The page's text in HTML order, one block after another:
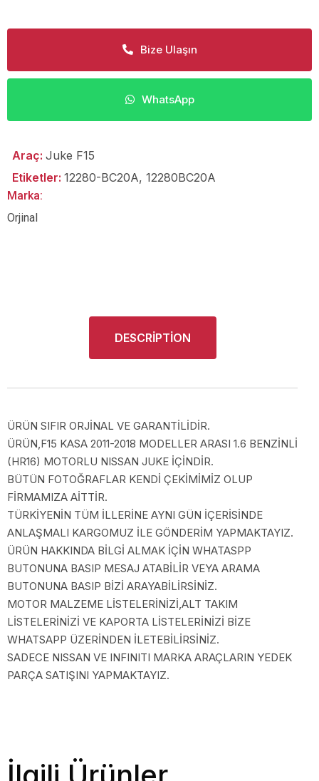
Bize Ulaşın
WhatsApp
Araç: Juke F15
Etiketler: 12280-BC20A, 12280BC20A
Marka:
Orjinal
DESCRIPTION
ÜRÜN SIFIR ORJİNAL VE GARANTİLİDİR.
ÜRÜN,F15 KASA 2011-2018 MODELLER ARASI 1.6 BENZİNLİ
(HR16) MOTORLU NISSAN JUKE İÇİNDİR.
BÜTÜN FOTOĞRAFLAR KENDİ ÇEKİMİMİZ OLUP
FİRMAMIZA AİTTİR.
TÜRKİYENİN TÜM İLLERİNE AYNI GÜN İÇERİSİNDE
ANLAŞMALI KARGOMUZ İLE GÖNDERİM YAPMAKTAYIZ.
ÜRÜN HAKKINDA BİLGİ ALMAK İÇİN WHATASPP
BUTONUNA BASIP MESAJ ATABİLİR VEYA ARAMA
BUTONUNA BASIP BİZİ ARAYABİLİRSİNİZ.
MOTOR MALZEME LİSTELERİNİZİ,ALT TAKIM
LİSTELERİNİZİ VE KAPORTA LİSTELERİNİZİ BİZE
WHATSAPP ÜZERİNDEN İLETEBİLİRSİNİZ.
SADECE NISSAN VE INFINITI MARKA ARAÇLARIN YEDEK
PARÇA SATIŞINI YAPMAKTAYIZ.